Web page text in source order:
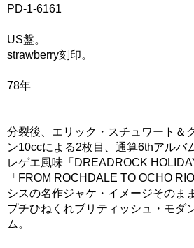
PD-1-6161
US盤。
strawberry刻印。
78年
分裂後、エリック・スチュワート＆
ン10ccによる2枚目、通算6thアルバ
レゲエ風味「DREADROCK
「FROM ROCHDALE TO OCHO
シスの名作ジャケ・イメージそのま
プチひねくれブリティッシュ・モダ
ム。